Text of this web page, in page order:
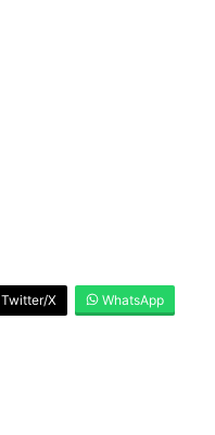
Twitter/X WhatsApp